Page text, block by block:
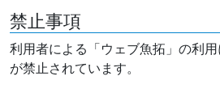
禁止事項
利用者による「ウェブ魚拓」の利
が禁止されています。